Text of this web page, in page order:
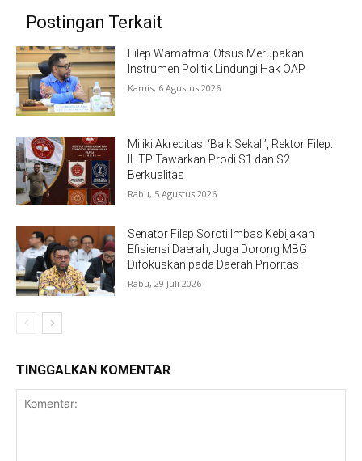
Postingan Terkait
Filep Wamafma: Otsus Merupakan
Instrumen Politik Lindungi Hak OAP
Kamis, 6 Agustus 2026
Miliki Akreditasi ‘Baik Sekali’, Rektor Filep:
IHTP Tawarkan Prodi S1 dan S2
Berkualitas
Rabu, 5 Agustus 2026
Senator Filep Soroti Imbas Kebijakan
Efisiensi Daerah, Juga Dorong MBG
Difokuskan pada Daerah Prioritas
Rabu, 29 Juli 2026
TINGGALKAN KOMENTAR